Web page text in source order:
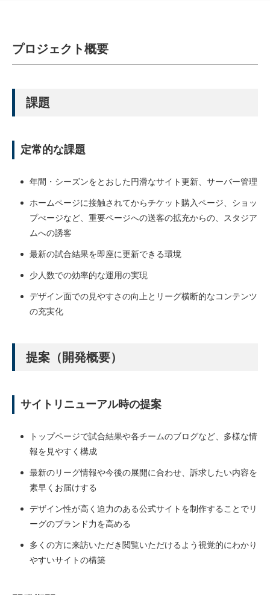
プロジェクト概要
課題
定常的な課題
年間・シーズンをとおした円滑なサイト更新、サーバー管理
ホームページに接触されてからチケット購入ページ、ショッ
プぺージなど、重要ページへの送客の拡充からの、スタジア
ムへの誘客
最新の試合結果を即座に更新できる環境
少人数での効率的な運用の実現
デザイン面での見やすさの向上とリーグ横断的なコンテンツ
の充実化
提案（開発概要）
サイトリニューアル時の提案
トップページで試合結果や各チームのブログなど、多様な情
報を見やすく構成
最新のリーグ情報や今後の展開に合わせ、訴求したい内容を
素早くお届けする
デザイン性が高く迫力のある公式サイトを制作することでリ
ーグのブランド力を高める
多くの方に来訪いただき閲覧いただけるよう視覚的にわかり
やすいサイトの構築